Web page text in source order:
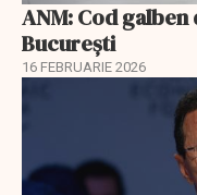
ANM: Cod
București
16 FEBRUARIE 2026